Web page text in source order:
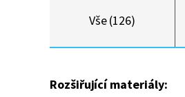
Vše (126)
Rozšiřující materiály: